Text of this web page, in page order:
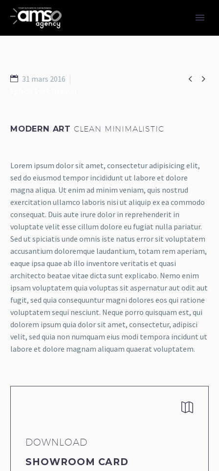
 
31 mars 2016
MODERN ART CLEAN MINIMALISTIC
Lorem ipsum dolor sit amet, consectetur adipisicing elit,
sed do eiusmod tempor incididunt ut labore et dolore
magna aliqua. Ut enim ad minim veniam, quis nostrud
exercitation ullamco laboris nisi ut aliquip ex ea commodo
consequat. Duis aute irure dolor in reprehenderit in
voluptate velit esse cillum dolore eu fugiat nulla pariatur.
Sed ut spiciatis unde omnis iste natus error sit voluptatem
accusantium doloremque laudantium, totam rem aperiam,
eaque ipsa quae ab illo inventore veritatis et quasi
architecto beatae vitae dicta sunt explicabo. Nemo enim
ipsam voluptatem quia voluptas sit aspernatur aut odit aut
fugit, sed quia consequuntur magni dolores eos qui ratione
voluptatem sequi nesciunt. Neque porro quisquam est, qui
dolorem ipsum quia dolor sit amet, consectetur, adipisci
velit, sed quia non numquam eius modi tempora incidunt ut
labore et dolore magnam aliquam quaerat voluptatem.


DOWNLOAD
SHOWROOM CARD